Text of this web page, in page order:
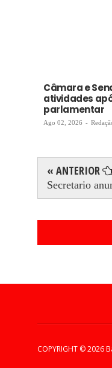
Câmara e
atividades
parlamentar
Ago 02, 2026 -
« ANTERIOR
Secretario
COPYRIGHT ©2026